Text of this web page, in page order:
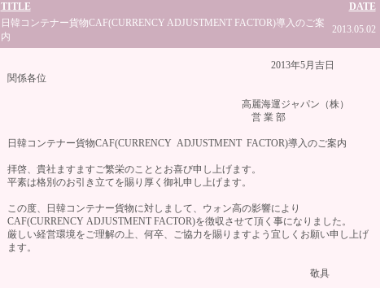
TITLE
DATE
日韓コンテナー貨物CAF(CURRENCY ADJUSTMENT FACTOR)導入のご案
内
2013.05.02
2013年5月吉日
関係各位
高麗海運ジャパン（株）
営 業 部
日韓コンテナー貨物CAF(CURRENCY ADJUSTMENT FACTOR)導入のご案内
拝啓、貴社ますますご繁栄のこととお喜び申し上げます。
平素は格別のお引き立てを賜り厚く御礼申し上げます。
この度、日韓コンテナー貨物に対しまして、ウォン高の影響により
CAF(CURRENCY ADJUSTMENT FACTOR)を徴収させて頂く事になりました。
厳しい経営環境をご理解の上、何卒、ご協力を賜りますよう宜しくお願い申し上げ
ます。
敬具